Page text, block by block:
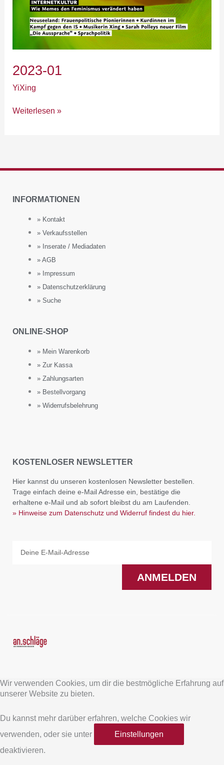
2023-01
YiXing
Weiterlesen »
INFORMATIONEN
» Kontakt
» Verkaufsstellen
» Inserate / Mediadaten
» AGB
» Impressum
» Datenschutzerklärung
» Suche
ONLINE-SHOP
» Mein Warenkorb
» Zur Kassa
» Zahlungsarten
» Bestellvorgang
» Widerrufsbelehrung
KOSTENLOSER NEWSLETTER
Hier kannst du unseren kostenlosen Newsletter bestellen.
Trage einfach deine e-Mail Adresse ein, bestätige die
erhaltene e-Mail und ab sofort bleibst du am Laufenden.
» Hinweise zum Datenschutz und Widerruf findest du hier.
ANMELDEN
a
e
b
s
Wir verwenden Cookies, um dir die bestmögliche Erfahrung auf
unserer Website zu bieten.
Du kannst mehr darüber erfahren, welche Cookies wir
verwenden, oder sie unter
Einstellungen
deaktivieren.